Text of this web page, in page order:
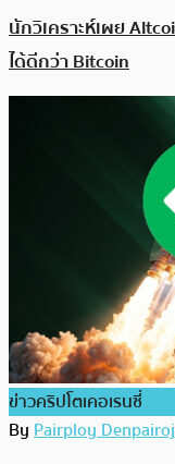
นักวิเคราะห์เผย
ได้ดีกว่า Bitcoin
ข่าวคริปโตเคอเรนซี่
ByPairploy